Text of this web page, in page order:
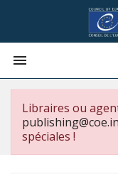

Libraires ou
spéciales !